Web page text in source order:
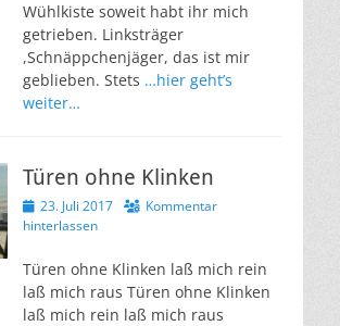
Wühlkiste soweit habt ihr mich
getrieben. Linksträger
,Schnäppchenjäger, das ist mir
geblieben. Stets …hier geht’s
weiter…
Türen ohne Klinken
Veröffentlicht
am
23. Juli 2017
Kommentar
hinterlassen
Türen ohne Klinken laß mich rein
laß mich raus Türen ohne Klinken
laß mich rein laß mich raus